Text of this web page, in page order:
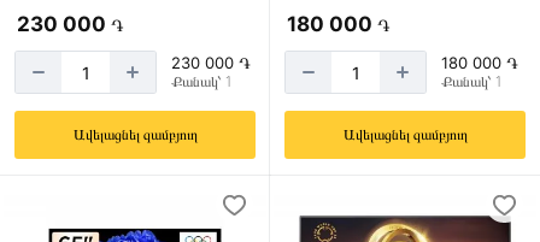
Wi-
Fi
/
մուտքերի
230 000 ֏
230 000 ֏
Քանակ՝ 1
Ավելացնել զամբյուղ
180 000 ֏
180 000 ֏
Քանակ՝ 1
Ավելացնել զամբյուղ